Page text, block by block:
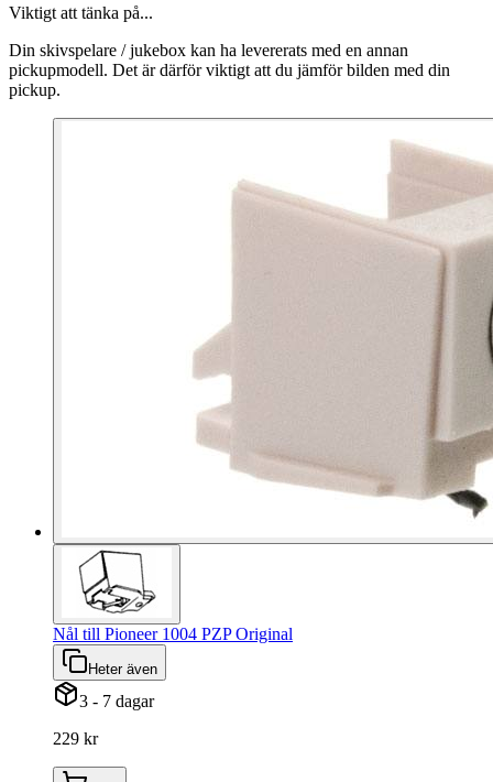
Viktigt att tänka på...
Din skivspelare / jukebox kan ha levererats med en annan
pickupmodell. Det är därför viktigt att du jämför bilden med din
pickup.
Nål till Pioneer 1004 PZP Original
Heter även
3 - 7 dagar
229 kr